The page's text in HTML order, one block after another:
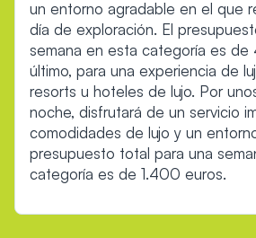
un entorno agradable en el que
día de exploración. El
semana en esta categoría es
último, para una experiencia de
resorts u hoteles de lujo. Por
noche, disfrutará de un servicio
comodidades de lujo y un
presupuesto total para una
categoría es de 1.400 euros.